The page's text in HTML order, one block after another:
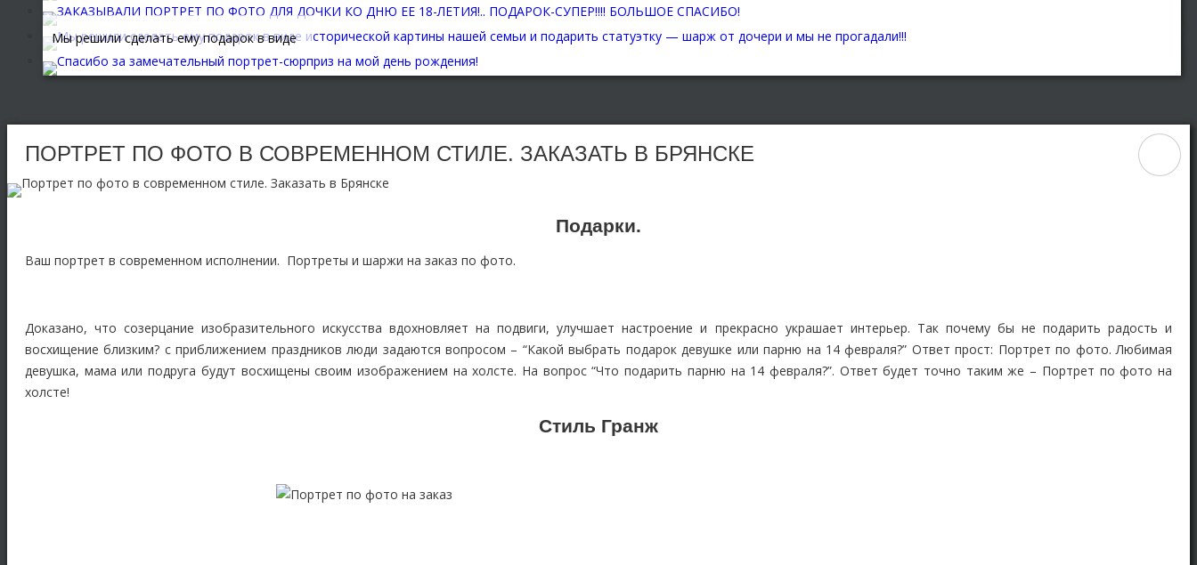
Безумно рады полученному подарку —
портрету по фото, видео отзыв.
Спасибо большое за то, что мы смогли
так не ожиданно и оригинально
порадовать наших родителей…
ЗАКАЗЫВАЛИ ПОРТРЕТ ПО ФОТО ДЛЯ
ДОЧКИ КО ДНЮ ЕЕ 18-ЛЕТИЯ!..
ПОДАРОК-СУПЕР!!!! БОЛЬШОЕ СПАСИБО!
Мы решили сделать ему подарок в виде
исторической картины нашей семьи и
подарить статуэтку — шарж от дочери и
сюрприз на мой день рождения!
ПОРТРЕТ ПО ФОТО В СОВРЕМЕННОМ СТИЛЕ. ЗАКАЗАТЬ В БРЯНСКЕ
Подарки.
Ваш портрет в современном исполнении. Портреты и шаржи на заказ по фото.
Доказано, что созерцание изобразительного искусства вдохновляет на подвиги, улучшает настроение и прекрасно украшает интерьер. Так почему бы не подарить радость и
восхищение близким? с приближением праздников люди задаются вопросом – “Какой выбрать подарок девушке или парню на 14 февраля?” Ответ прост: Портрет по фото. Любимая
девушка, мама или подруга будут восхищены своим изображением на холсте. На вопрос “Что подарить парню на 14 февраля?”. Ответ будет точно таким же – Портрет по фото на
холсте!
Стиль Гранж